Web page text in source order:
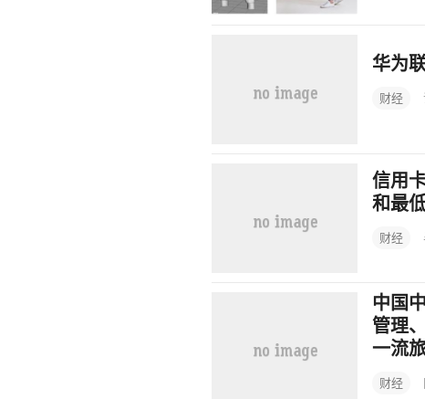
华为
财经
信用
和最
财经
中国
管理
一流
财经